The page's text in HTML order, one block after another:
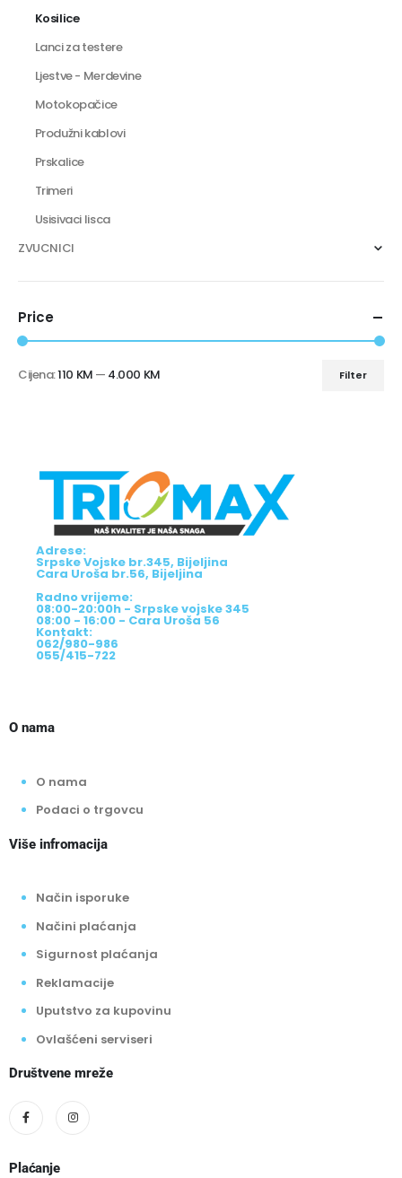
Kosilice
Lanci za testere
Ljestve - Merdevine
Motokopačice
Produžni kablovi
Prskalice
Trimeri
Usisivaci lisca
ZVUCNICI
Price
Filter
Cijena:110 KM — 4.000 KM
Adrese:
Srpske Vojske br.345, Bijeljina
Cara Uroša br.56, Bijeljina
Radno vrijeme:
08:00-20:00h - Srpske vojske 345
08:00 - 16:00 - Cara Uroša 56
Kontakt:
062/980-986
055/415-722
O nama
O nama
Podaci o trgovcu
Više infromacija
Način isporuke
Načini plaćanja
Sigurnost plaćanja
Reklamacije
Uputstvo za kupovinu
Ovlašćeni serviseri
Društvene mreže
Plaćanje